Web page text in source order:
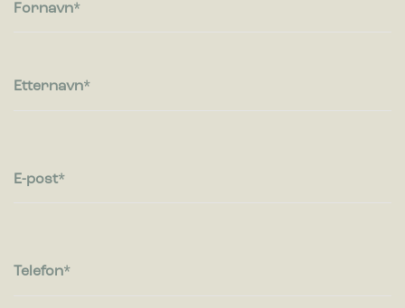
Fornavn
Etternavn
E-post
Telefon